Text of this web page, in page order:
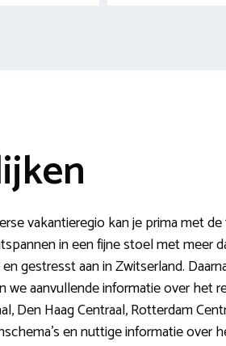
vakantieregio kan je prima met
in een fijne stoel met meer
gestresst aan in Zwitserland.
aanvullende informatie over het
Den Haag Centraal, Rotterdam
en nuttige informatie over